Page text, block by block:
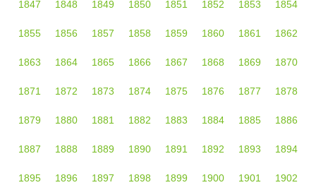
1847 1848 1849 1850 1851 1852 1853 1854
1855 1856 1857 1858 1859 1860 1861 1862
1863 1864 1865 1866 1867 1868 1869 1870
1871 1872 1873 1874 1875 1876 1877 1878
1879 1880 1881 1882 1883 1884 1885 1886
1887 1888 1889 1890 1891 1892 1893 1894
1895 1896 1897 1898 1899 1900 1901 1902